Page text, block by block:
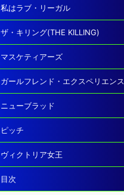
私はラブ・リーガル
ザ・キリング(THE KILLING)
マスケティアーズ
ガールフレンド・エクスペリエンス
ニューブラッド
ピッチ
ヴィクトリア女王
目次